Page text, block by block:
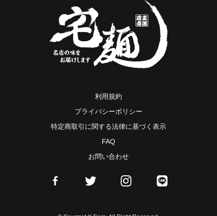
利用規約
プライバシーポリシー
特定商取引に関する法律に基づく表示
FAQ
お問い合わせ